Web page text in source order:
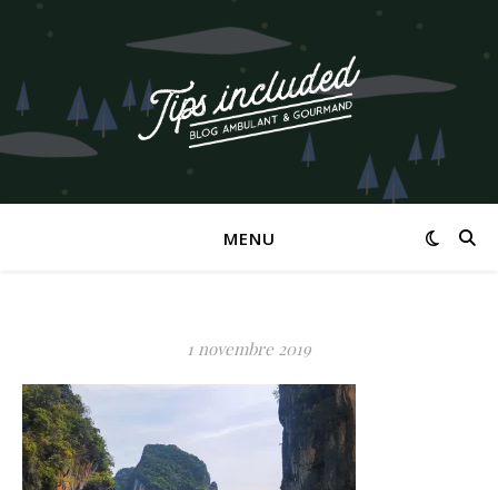
MENU
1 novembre 2019